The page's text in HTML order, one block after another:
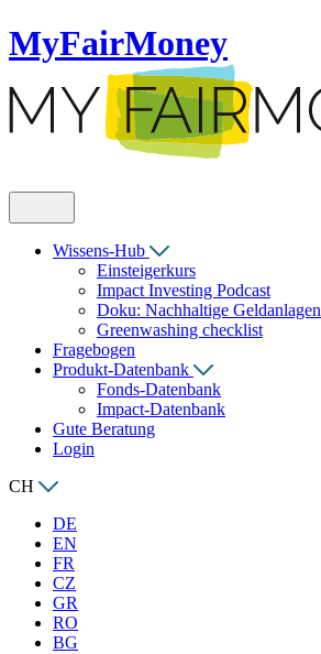
MyFairMoney
Wissens-Hub
Einsteigerkurs
Impact Investing Podcast
Doku: Nachhaltige Geldanlagen
Greenwashing checklist
Fragebogen
Produkt-Datenbank
Fonds-Datenbank
Impact-Datenbank
Gute Beratung
Login
CH
DE
EN
FR
CZ
GR
RO
BG